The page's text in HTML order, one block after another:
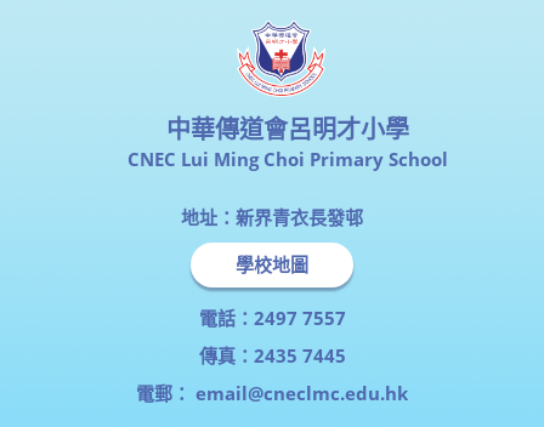
中華傳道會呂明才小學
CNEC Lui Ming Choi Primary School
地址：新界青衣長發邨
學校地圖
電話：2497 7557
傳真：2435 7445
電郵： email@cneclmc.edu.hk